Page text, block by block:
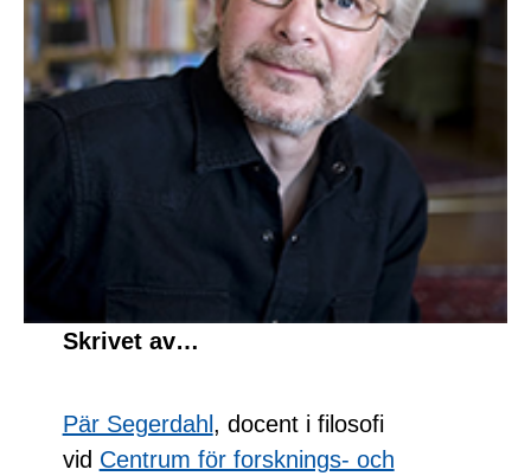
Skrivet av…
Pär Segerdahl , docent i filosofi
vid Centrum för forsknings- och